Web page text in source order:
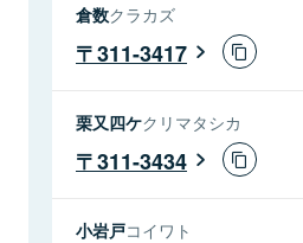
倉数クラカズ
311-3417
栗又四ケクリマタシカ
311-3434
小岩戸コイワト